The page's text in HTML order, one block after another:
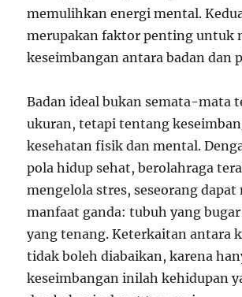
memulihkan energi mental.
merupakan faktor penting untuk
keseimbangan antara badan dan
Badan ideal bukan semata-mata
ukuran, tetapi tentang
kesehatan fisik dan mental.
pola hidup sehat, berolahraga
mengelola stres, seseorang dapat
manfaat ganda: tubuh yang
yang tenang. Keterkaitan antara
tidak boleh diabaikan, karena
keseimbangan inilah kehidupan